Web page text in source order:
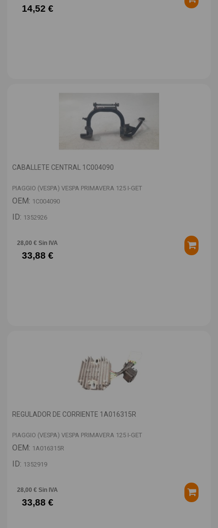
14,52 €
CABALLETE CENTRAL 1C004090
PIAGGIO (VESPA) VESPA PRIMAVERA 125 I-GET
OEM: 1C004090
ID: 1352926
28,00 € Sin IVA
33,88 €
REGULADOR DE CORRIENTE 1A016315R
PIAGGIO (VESPA) VESPA PRIMAVERA 125 I-GET
OEM: 1A016315R
ID: 1352919
28,00 € Sin IVA
33,88 €